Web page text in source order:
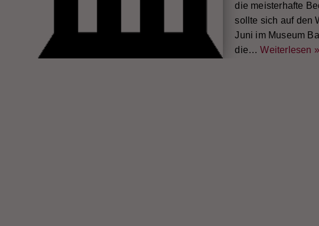
die meisterhafte
sollte sich auf den
Juni im Museum
die…Weiterlesen »